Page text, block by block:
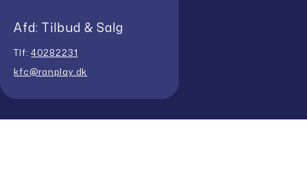
Afd: Tilbud & Salg
Tlf:40282231
kfc@ranplay.dk